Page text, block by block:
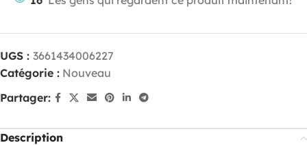
UGS : 3661434006227
Catégorie : Nouveau
Partager:
Description